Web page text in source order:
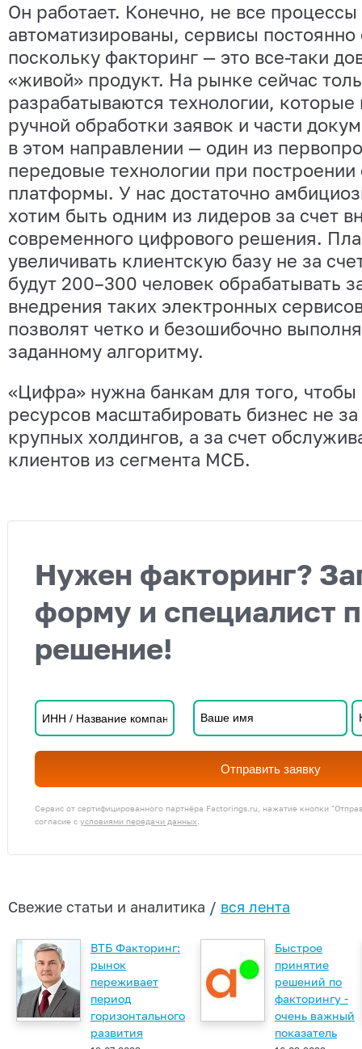
Он работает. Конечно, не все
автоматизированы, сервисы
поскольку факторинг — это все-таки
«живой» продукт. На рынке сейчас
разрабатываются технологии, которые
ручной обработки заявок и части
в этом направлении — один из
передовые технологии при
платформы. У нас достаточно
хотим быть одним из лидеров за счет
современного цифрового решения.
увеличивать клиентскую базу не за
будут 200–300 человек обрабатывать
внедрения таких электронных
позволят четко и безошибочно
заданному алгоритму.
«Цифра» нужна банкам для того, чтобы
ресурсов масштабировать бизнес не за
крупных холдингов, а за счет
клиентов из сегмента МСБ.
Нужен факторинг?
форму и специалист
решение!
Отправить заявку
Сервис от сертифицированного партнёра Factorings.ru, нажатие кнопки
согласие с условиями передачи данных.
Свежие статьи и аналитика / вся лента
ВТБ Факторинг:
рынок
переживает
период
горизонтального
развития
Быстрое
принятие
решений по
факторингу -
очень важный
показатель